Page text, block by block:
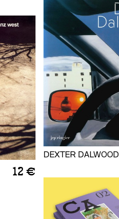
DEXTER DALWOOD
12 €